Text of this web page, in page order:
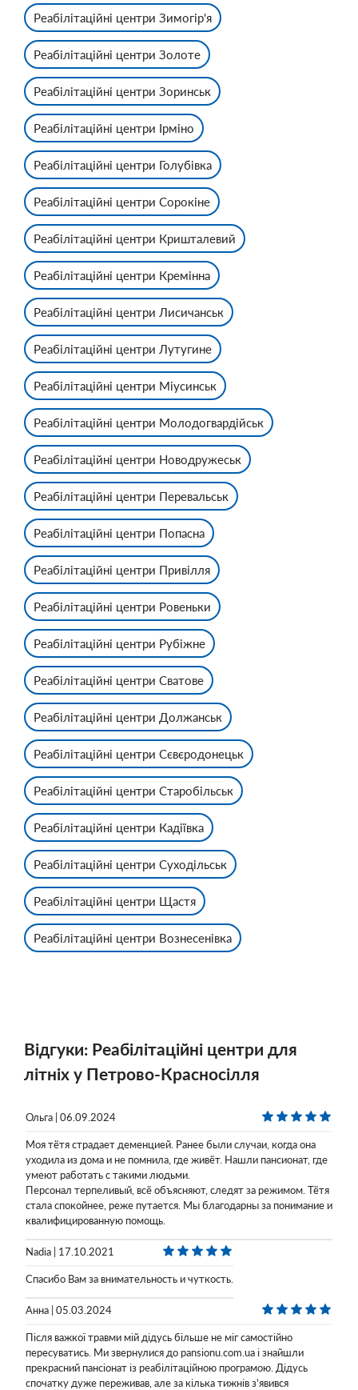
Реабілітаційні центри Зимогір'я
Реабілітаційні центри Золоте
Реабілітаційні центри Зоринськ
Реабілітаційні центри Ірміно
Реабілітаційні центри Голубівка
Реабілітаційні центри Сорокіне
Реабілітаційні центри Кришталевий
Реабілітаційні центри Кремінна
Реабілітаційні центри Лисичанськ
Реабілітаційні центри Лутугине
Реабілітаційні центри Міусинськ
Реабілітаційні центри Молодогвардійськ
Реабілітаційні центри Новодружеськ
Реабілітаційні центри Перевальськ
Реабілітаційні центри Попасна
Реабілітаційні центри Привілля
Реабілітаційні центри Ровеньки
Реабілітаційні центри Рубіжне
Реабілітаційні центри Сватове
Реабілітаційні центри Должанськ
Реабілітаційні центри Сєвєродонецьк
Реабілітаційні центри Старобільськ
Реабілітаційні центри Кадіївка
Реабілітаційні центри Суходільськ
Реабілітаційні центри Щастя
Реабілітаційні центри Вознесенівка
Відгуки: Реабілітаційні центри для
літніх у Петрово-Красносілля
Ольга | 06.09.2024
Моя тётя страдает деменцией. Ранее были случаи, когда она
уходила из дома и не помнила, где живёт. Нашли пансионат, где
умеют работать с такими людьми.
Персонал терпеливый, всё объясняют, следят за режимом. Тётя
стала спокойнее, реже путается. Мы благодарны за понимание и
квалифицированную помощь.
Nadia | 17.10.2021
Спасибо Вам за внимательность и чуткость.
Анна | 05.03.2024
Після важкої травми мій дідусь більше не міг самостійно
пересуватись. Ми звернулися до pansionu.com.ua і знайшли
прекрасний пансіонат із реабілітаційною програмою. Дідусь
спочатку дуже переживав, але за кілька тижнів з'явився